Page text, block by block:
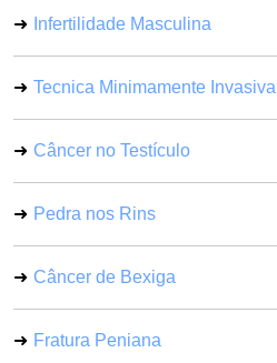
Infertilidade Masculina
Tecnica Minimamente Invasiva
Câncer no Testículo
Pedra nos Rins
Câncer de Bexiga
Fratura Peniana